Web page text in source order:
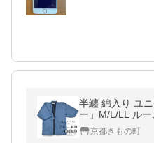
半纏 綿入り ユ
ー」M/L/LL ルー
女兼用 メンズ
(メール便不可
京都きもの町